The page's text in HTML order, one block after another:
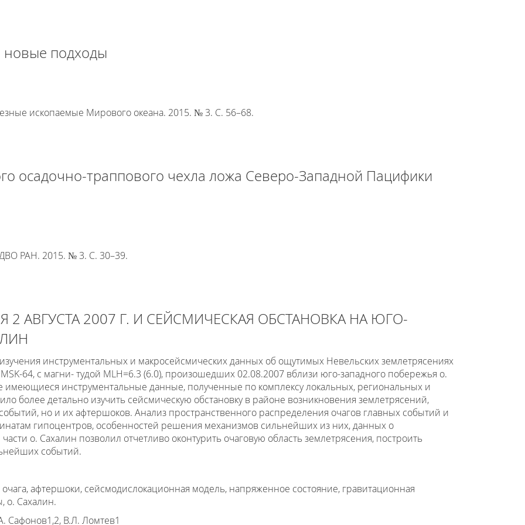
новые подходы
ископаемые Мирового океана. 2015. № 3. С. 56–68.
осадочно-траппового чехла ложа Северо-Западной Пацифики
РАН. 2015. № 3. С. 30–39.
2 АВГУСТА 2007 Г. И СЕЙСМИЧЕСКАЯ ОБСТАНОВКА НА ЮГО-
инструментальных и макросейсмических данных об ощутимых Невельских землетрясениях
64, с магни- тудой MLH=6.3 (6.0), произошедших 02.08.2007 вблизи юго-западного побережья о.
инструментальные данные, полученные по комплексу локальных, региональных и
более детально изучить сейсмическую обстановку в районе возникновения землетрясений,
но и их афтершоков. Анализ пространственного распределения очагов главных событий и
гипоцентров, особенностей решения механизмов сильнейших из них, данных о
о. Сахалин позволил отчетливо оконтурить очаговую область землетрясения, построить
событий.
афтершоки, сейсмодислокационная модель, напряженное состояние, гравитационная
о. Сахалин.
Сафонов1,2, В.Л. Ломтев1